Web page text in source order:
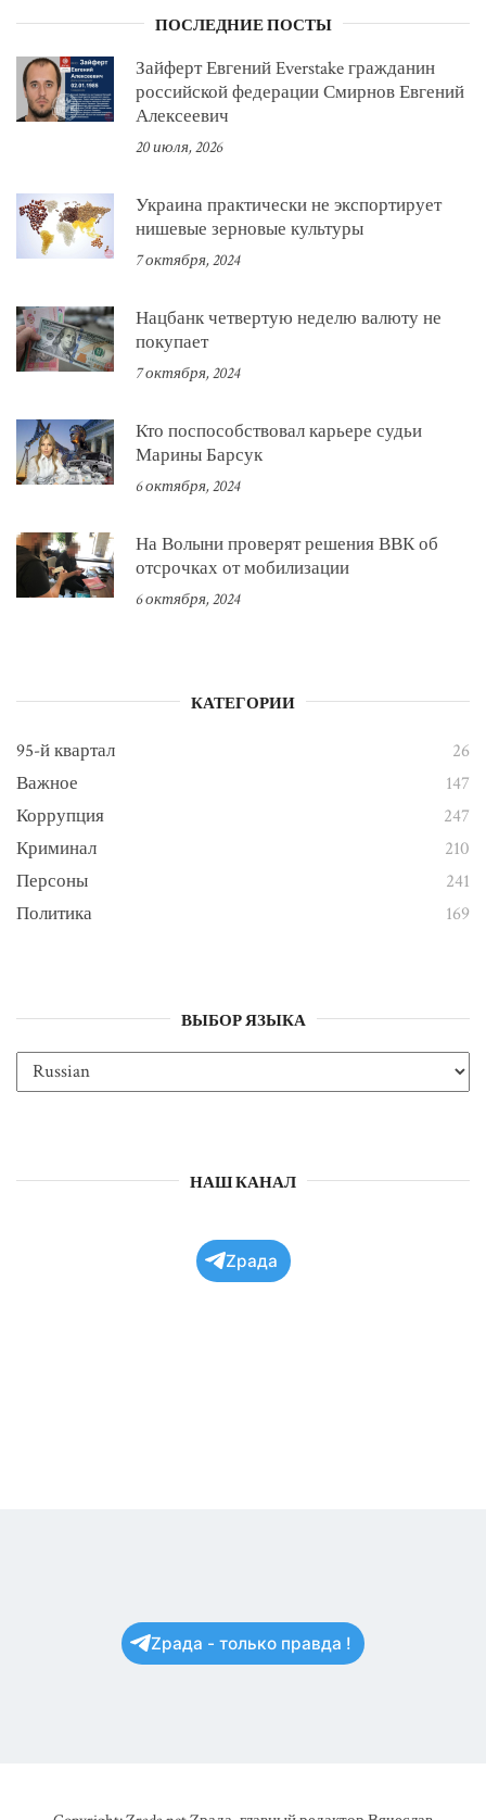
ПОСЛЕДНИЕ ПОСТЫ
Зайферт Евгений Everstake гражданин
российской федерации Смирнов Евгений
Алексеевич
20 июля, 2026
Украина практически не экспортирует
нишевые зерновые культуры
7 октября, 2024
Нацбанк четвертую неделю валюту не
покупает
7 октября, 2024
Кто поспособствовал карьере судьи
Марины Барсук
6 октября, 2024
На Волыни проверят решения ВВК об
отсрочках от мобилизации
6 октября, 2024
КАТЕГОРИИ
95-й квартал
26
Важное
147
Коррупция
247
Криминал
210
Персоны
241
Политика
169
ВЫБОР ЯЗЫКА
НАШ КАНАЛ
Zрада
Zрада - только правда !